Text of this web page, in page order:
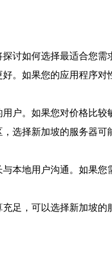
讨如何选择最适合您需
。如果您的应用程序对
户。如果您对价格比较
选择新加坡的服务器
本地用户沟通。如果
足，可以选择新加坡